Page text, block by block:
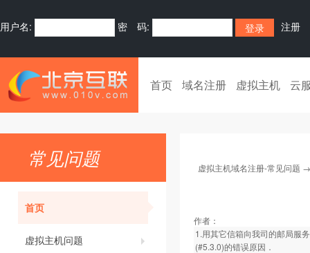
用户名: 密 码: 注册
首页 域名注册 虚拟主机 云
常见问题
首页
虚拟主机问题
虚拟主机域名注册-常见问题
作者：
1.用其它信箱向我司的邮局服
(#5.3.0)的错误原因．